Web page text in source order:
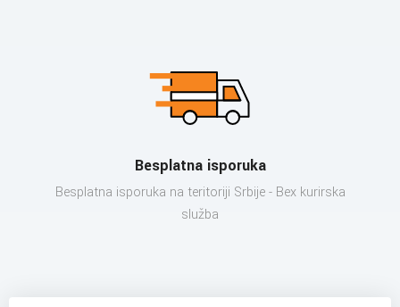
Besplatna isporuka
Besplatna isporuka na teritoriji Srbije - Bex kurirska
služba